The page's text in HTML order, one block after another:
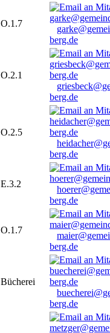
O.1.7
berg.de
O.2.1
berg.de
O.2.5
berg.de
E.3.2
berg.de
O.1.7
berg.de
Bücherei
berg.de